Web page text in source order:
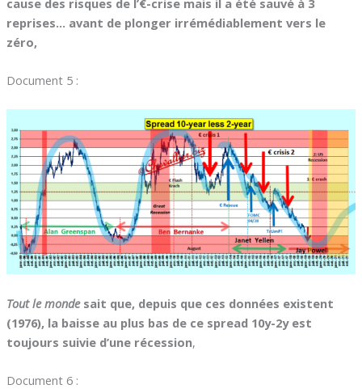
reprises… avant de plonger irrémédiablement vers le
zéro,
Document 5 :
Tout le mondesait que, depuis que ces données existent
(1976), la baisse au plus bas de ce spread 10y-2y est
toujours suivie d’une récession,
Document 6 :